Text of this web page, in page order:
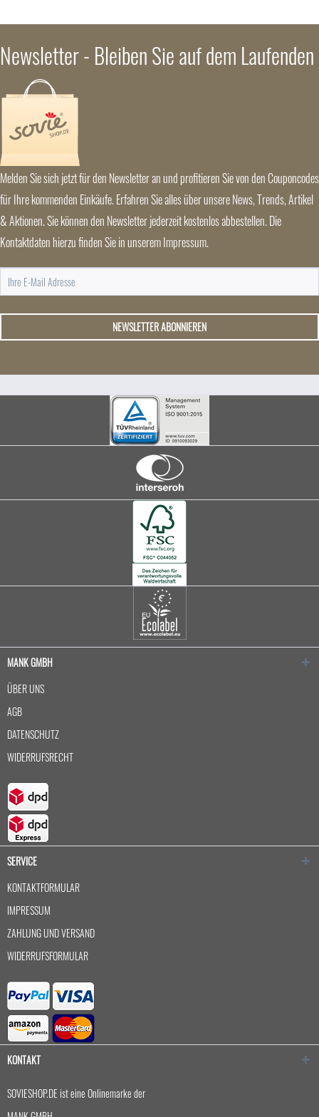
Newsletter - Bleiben Sie auf dem Laufenden
Melden Sie sich jetzt für den Newsletter an und profitieren Sie von den Couponcodes
für Ihre kommenden Einkäufe. Erfahren Sie alles über unsere News, Trends, Artikel
& Aktionen. Sie können den Newsletter jederzeit kostenlos abbestellen. Die
Kontaktdaten hierzu finden Sie in unserem Impressum.
NEWSLETTER ABONNIEREN
MANK GMBH
ÜBER UNS
AGB
DATENSCHUTZ
WIDERRUFSRECHT
SERVICE
KONTAKTFORMULAR
IMPRESSUM
ZAHLUNG UND VERSAND
WIDERRUFSFORMULAR
KONTAKT
SOVIESHOP.DE ist eine Onlinemarke der